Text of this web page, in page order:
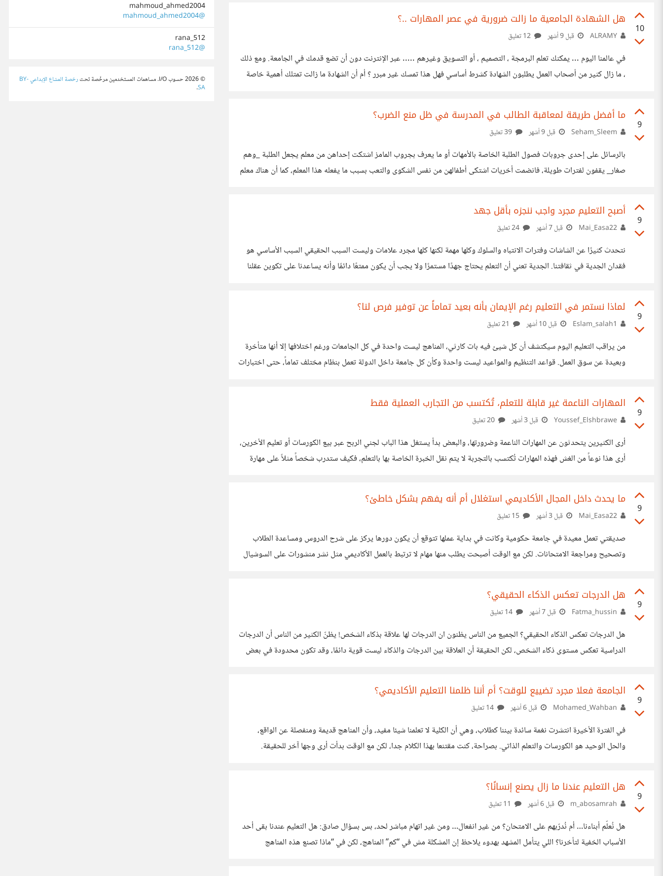
10
هل الشهادة الجامعية ما زالت ضرورية في عصر المهارات ..؟
قبل 9 أشهر
في عالمنا اليوم ... يمكنك تعلم البرمجة ، التصميم ، أو التسويق وغيرهم ..... عبر الإنترنت دون أن تضع قدمك في الجامعة. ومع ذلك
، ما زال كثير من أصحاب العمل يطلبون الشهادة كشرط أساسي فهل هذا تمسك غير مبرر ؟ أم أن الشهادة ما زالت تمتلك أهمية خاصة
9
ما أفضل طريقة لمعاقبة الطالب في المدرسة في ظل منع الضرب؟
قبل 9 أشهر
بالرسائل على إحدى جروبات فصول الطلبة الخاصة بالأمهات أو ما يعرف بجروب المامز اشتكت إحداهن من معلم يجعل الطلبة _وهم
صغار_ يقفون لفترات طويلة، فانضمت أخريات اشتكى أطفالهن من نفس الشكوى والتعب بسبب ما يفعله هذا المعلم، كما أن هناك معلم
إحدى الأمهات للحديث معه بالمدرسة وجدت أنه ليس مخيفًا إلى هذا الحد وأنه يعامل الطلبة هكذا بسبب
9
أصبح التعليم مجرد واجب ننجزه بأقل جهد
قبل 7 أشهر
نتحدث كثيرًا عن الشاشات وفترات الانتباه والسلوك وكلها مهمة لكنها كلها مجرد علامات وليست السبب الحقيقي السبب الأساسي هو
فقدان الجدية في ثقافتنا. الجدية تعني أن التعلم يحتاج جهدًا مستمرًا ولا يجب أن يكون ممتعًا دائمًا وأنه يساعدنا على تكوين عقلنا
الطويل ونحافظ على القيم الصحيحة حتى لو لم تعجب الجميع ونعتمد على خبرة الآخرين نجد الكثير من الطلاب اليوم يتجنبون
مواجهة الأفكار
9
لماذا نستمر في التعليم رغم الإيمان بأنه بعيد تماماً عن توفير فرص لنا؟
قبل 10 أشهر
من يراقب التعليم اليوم سيكتشف أن كل شيئ فيه بات كارثي، المناهج ليست واحدة في كل الجامعات ورغم اختلافها إلا أنها متأخرة
وبعيدة عن سوق العمل. قواعد التنظيم والمواعيد ليست واحدة وكأن كل جامعة داخل الدولة تعمل بنظام مختلف تماماً، حتى اختبارات
بعد كل هذه السنوات المرهقة ينتظر حديثي التخرج رحلة أخرى مرهقة وطويلة وبلا معالم، حيث البحث عن
9
المهارات الناعمة غير قابلة للتعلم، تُكتسب من التجارب العملية فقط
قبل 3 أشهر
أرى الكثيرين يتحدثون عن المهارات الناعمة وضرورتها، والبعض بدأ يستغل هذا الباب لجني الربح عبر بيع الكورسات أو تعليم الأخرين،
أرى هذا نوعاً من الغش فهذه المهارات تُكتسب بالتجربة لا يتم نقل الخبرة الخاصة بها بالتعلم، فكيف ستدرب شخصاً مثلاً على مهارة
حسب كل شخص وتربيته وبيئته ونفسيته ونضجه، وليس لها علاقة بالعلم والتعلم، أعتقد أن أفضل طريقة لإكتسابها
9
ما يحدث داخل المجال الأكاديمي استغلال أم أنه يفهم بشكل خاطئ؟
قبل 3 أشهر
صديقتي تعمل معيدة في جامعة حكومية وكانت في بداية عملها تتوقع أن يكون دورها يركز على شرح الدروس ومساعدة الطلاب
وتصحيح ومراجعة الامتحانات. لكن مع الوقت أصبحت يطلب منها مهام لا ترتبط بالعمل الأكاديمي مثل نشر منشورات على السوشيال
مفروض عليها
9
هل الدرجات تعكس الذكاء الحقيقي؟
قبل 7 أشهر
هل الدرجات تعكس الذكاء الحقيقي؟ الجميع من الناس يظنون ان الدرجات لها علاقة بذكاء الشخص! يظنّ الكثير من الناس أن الدرجات
الدراسية تعكس مستوى ذكاء الشخص، لكن الحقيقة أن العلاقة بين الدرجات والذكاء ليست قوية دائمًا، وقد تكون محدودة في بعض
في مجالات أخرى غير الحفظ والاختبارات. فهناك من يملك ذكاءً عمليًا، أو إبداعيًا، أو اجتماعيًا، لكنه لا يستطيع
9
الجامعة فعلا مجرد تضييع للوقت؟ أم أننا ظلمنا التعليم الأكاديمي؟
قبل 6 أشهر
في الفترة الأخيرة انتشرت نغمة سائدة بيننا كطلاب، وهي أن الكلية لا تعلمنا شيئا مفيد، وأن المناهج قديمة ومنفصلة عن الواقع،
والحل الوحيد هو الكورسات والتعلم الذاتي. ​بصراحة، كنت مقتنعا بهذا الكلام جدا، لكن مع الوقت بدأت أرى وجها آخر للحقيقة.
أو المتخصص. ​الجامعة تعلمك لماذا تعمل الأشياء، بينما الكورسات تعلمك كيف تستخدمها. وإهمال الدراسة الجامعية تماما بحجة أنها
قديمة يخرج
9
هل التعليم عندنا ما زال يصنع إنسانًا؟
قبل 6 أشهر
هل نُعلّم أبناءنا… أم نُدرّبهم على الامتحان؟ من غير انفعال… ومن غير اتهام مباشر لحد، بس بسؤال صادق: هل التعليم عندنا بقى أحد
الأسباب الخفية لتأخرنا؟ اللي يتأمل المشهد بهدوء يلاحظ إن المشكلة مش في “كم” المناهج، لكن في “ماذا تصنع هذه المناهج
mahmoud_ahmed2004
@mahmoud_ahmed2004
rana_512
@rana_512
© 2026 حسوب I/O. مساهمات المستخدمين مرخّصة تحت
رخصة المشاع الإبداعي BY-
SA
.